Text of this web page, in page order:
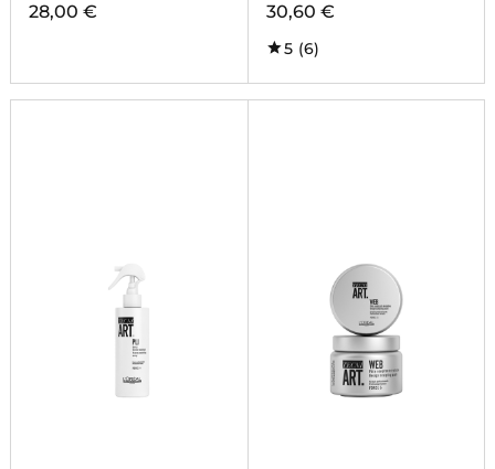
28,00 € 30,60 €
5 (6)